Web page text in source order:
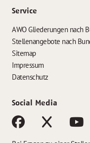
Service
AWO Gliederungen nach
Stellenangebote nach
Sitemap
Impressum
Datenschutz
Social Media